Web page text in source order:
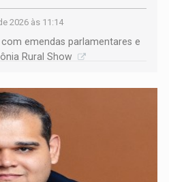
2026 às 11:14
emendas parlamentares e
Rural Show